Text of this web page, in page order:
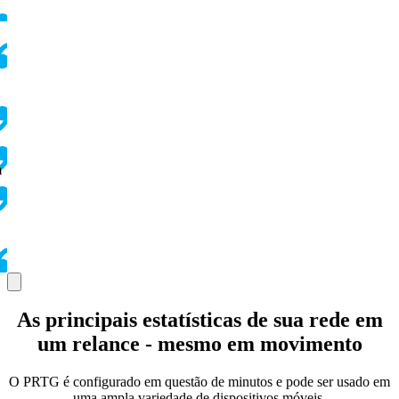
As principais estatísticas de sua rede em
um relance - mesmo em movimento
O PRTG é configurado em questão de minutos e pode ser usado em